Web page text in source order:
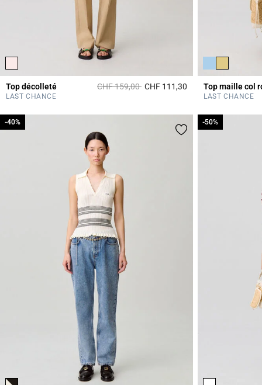
Top décolleté Prix réduit à partir de
CHF 159,00àCHF 111,30 5 out of 5 Customer
LAST CHANCE
Top maille col
LAST CHANCE
-40%
-40% -50%
-50%